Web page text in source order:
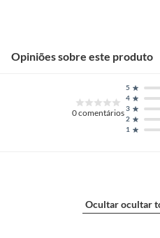
Opiniões sobre este produto
0comentários
1
2
3
4
5
Ocultar ocultar